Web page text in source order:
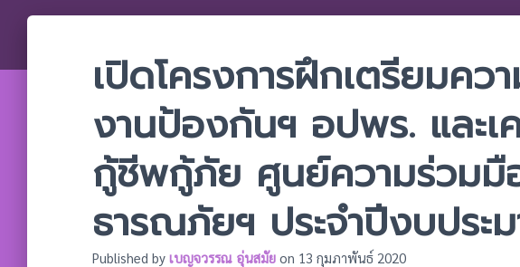
เปิดโครงการฝึกเตรียมคว
งานป้องกันฯ อปพร. และเ
กู้ชีพกู้ภัย ศูนย์ความร่วมมื
ธารณภัยฯ ประจำปีงบปร
Published by เบญจวรรณ อุ่นสมัย on 13 กุมภาพันธ์ 2020